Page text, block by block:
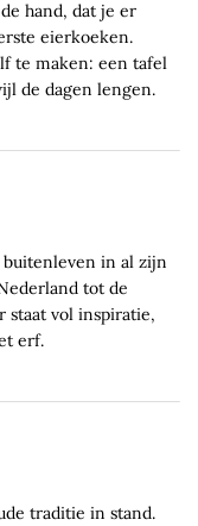
hand, dat je er
eierkoeken.
te maken: een tafel
de dagen lengen.
in al zijn
tot de
staat vol inspiratie,
erf.
traditie in stand.